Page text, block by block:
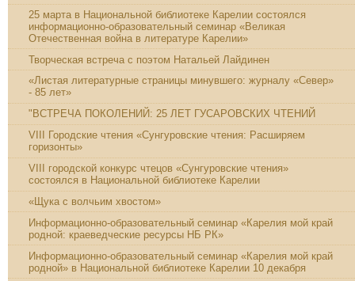
25 марта в Национальной библиотеке Карелии состоялся
информационно-образовательный семинар «Великая
Отечественная война в литературе Карелии»
Творческая встреча с поэтом Натальей Лайдинен
«Листая литературные страницы минувшего: журналу «Север»
- 85 лет»
"ВСТРЕЧА ПОКОЛЕНИЙ: 25 ЛЕТ ГУСАРОВСКИХ ЧТЕНИЙ
VIII Городские чтения «Сунгуровские чтения: Расширяем
горизонты»
VIII городской конкурс чтецов «Сунгуровские чтения»
состоялся в Национальной библиотеке Карелии
«Щука с волчьим хвостом»
Информационно-образовательный семинар «Карелия мой край
родной: краеведческие ресурсы НБ РК»
Информационно-образовательный семинар «Карелия мой край
родной» в Национальной библиотеке Карелии 10 декабря